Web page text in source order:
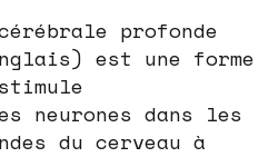
profonde
est une forme
neurones dans les
du cerveau à